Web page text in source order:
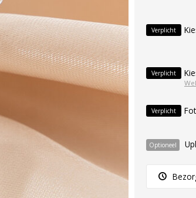
Verplicht
Verplicht
Verplicht
Optioneel